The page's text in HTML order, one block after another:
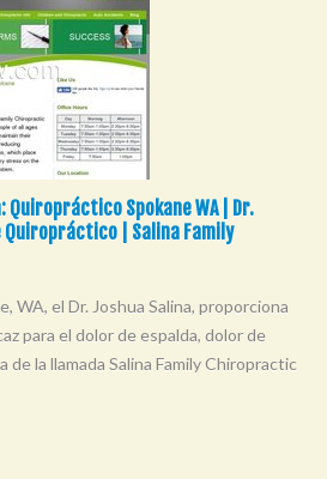
Spokane WA | Dr.
Quiropráctico | Salina Family
WA, el Dr. Joshua Salina, proporciona
para el dolor de espalda, dolor de
de la llamada Salina Family Chiropractic